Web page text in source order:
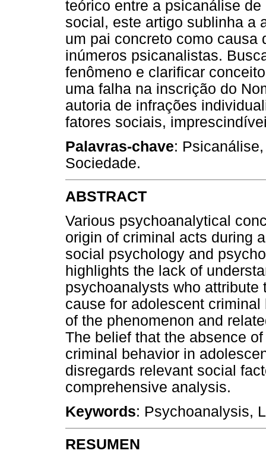
teórico entre a psicanálise
social, este artigo sublinha a
um pai concreto como causa
inúmeros psicanalistas.
fenômeno e clarificar
uma falha na inscrição do
autoria de infrações
fatores sociais,
Palavras-chave:
Sociedade.
ABSTRACT
Various psychoanalytical
origin of criminal acts during
social psychology and
highlights the lack of
psychoanalysts who
cause for adolescent
of the phenomenon and
The belief that the absence
criminal behavior in
disregards relevant social
comprehensive analysis.
Keywords: Psychoanalysis,
RESUMEN